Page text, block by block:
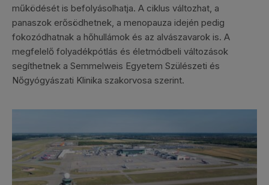
működését is befolyásolhatja. A ciklus változhat, a
panaszok erősödhetnek, a menopauza idején pedig
fokozódhatnak a hőhullámok és az alvászavarok is. A
megfelelő folyadékpótlás és életmódbeli változások
segíthetnek a Semmelweis Egyetem Szülészeti és
Nőgyógyászati Klinika szakorvosa szerint.